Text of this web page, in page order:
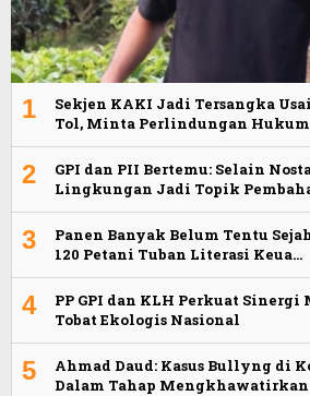
1
Sekjen KAKI Jadi Tersangka
Tol, Minta Perlindungan
2
GPI dan PII Bertemu: Selain
Lingkungan Jadi Topik
3
Panen Banyak Belum Tentu
120 Petani Tuban Literasi Keua…
4
PP GPI dan KLH Perkuat
Tobat Ekologis Nasional
5
Ahmad Daud: Kasus Bullyng di
Dalam Tahap Mengkhawatirkan